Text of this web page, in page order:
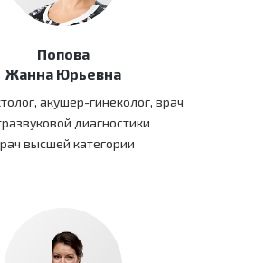
Попова
Жанна Юрьевна
акушер-гинеколог, врач
диагностики
высшей категории